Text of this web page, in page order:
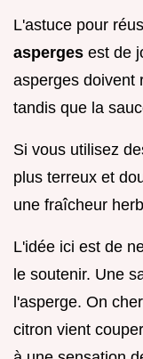
L'astuce pour
asperges est de
asperges doivent
tandis que la
Si vous utilisez
plus terreux et
une fraîcheur
L'idée ici est de
le soutenir. Une
l'asperge. On
citron vient